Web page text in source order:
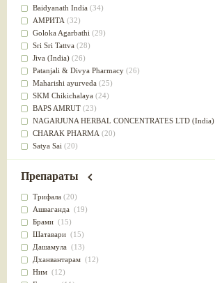
от геморроя(34)
Противовоспалительное
Для Питта доши(32)
Для сердца(32)
Для сосудов головного мозга
Для полости рта(32)
Дефицит железа(31)
Для лица(31)
Употребление в пищу
Ароматерапия(29)
Жаропонижающее(29)
для памяти(28)
для почек(28)
Слабительное (28)
Афродизиак(27)
Напитки(27)
Для йоги (27)
Для потенции(26)
Для душа(25)
для концентрации внимания
при нарушении эрекции
Baidyanath India (34)
АМРИТА (32)
Goloka Agarbathi (29)
Sri Sri Tattva (28)
Jiva (India) (26)
Patanjali & Divya Pharmacy (26)
Maharishi ayurveda (25)
SKM Chikichalaya (24)
BAPS AMRUT (23)
NAGARJUNA HERBAL CONCENTRATES LTD (India)
CHARAK PHARMA (20)
Satya Sai (20)
Vyas(20)
Kerala Ayurveda
(19)
Organic India pvt ltd
Lalita(16)
Ashtang Herbals
Alarsin(14)
Vasu Health care
Baraka(13)
Dabur India Ltd
Препараты
Трифала (20)
Ашваганда (19)
Брами (15)
Шатавари (15)
Дашамула (13)
Дханвантарам (12)
Ним (12)